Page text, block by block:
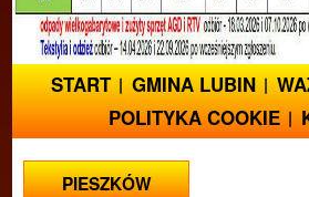
START GMINA LUBIN
POLITYKA COOKIE
PIESZKÓW